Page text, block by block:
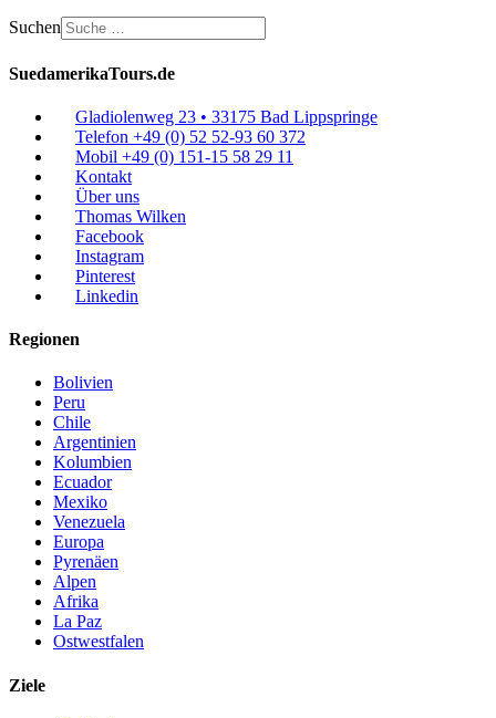
Suchen
SuedamerikaTours.de
Gladiolenweg 23 • 33175 Bad Lippspringe
Telefon +49 (0) 52 52-93 60 372
Mobil +49 (0) 151-15 58 29 11
Kontakt
Über uns
Thomas Wilken
Facebook
Instagram
Pinterest
Linkedin
Regionen
Bolivien
Peru
Chile
Argentinien
Kolumbien
Ecuador
Mexiko
Venezuela
Europa
Pyrenäen
Alpen
Afrika
La Paz
Ostwestfalen
Ziele